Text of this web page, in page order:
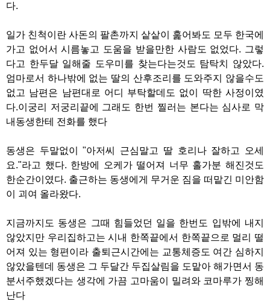
다.
일가 친척이란 사돈의 팔촌까지 샅샅이 훑어봐도 모두 한국에
가고 없어서 시름놓고 도움을 받을만한 사람도 없었다. 그렇
다고 한두달 일해줄 도우미를 찾는다는것도 탐탁치 않았다.
엄마로서 하나밖에 없는 딸의 산후조리를 도와주지 않을수도
없고 남편은 남편대로 어디 부탁할데도 없이 딱한 사정이였
다.이궁리 저궁리끝에 그래도 한번 찔러는 본다는 심사로 막
내동생한테 전화를 했다
동생은 두말없이 "아저씨 근심말고 딸 호리나 잘하고 오세
요."라고 했다. 한방에 오케가 떨어져 너무 홀가분 해진것도
한순간이였다. 출근하는 동생에게 무거운 짐을 떠맡긴 미안함
이 괴여 올라왔다.
지금까지도 동생은 그때 힘들었던 일을 한번도 입밖에 내지
않았지만 우리집하고는 시내 한쪽끝에서 한쪽끝으로 멀리 떨
어져 있는 형편이라 출퇴근시간에는 교통체증도 여간 심하지
않았을텐데 동생은 그 두달간 두집살림을 도맡아 해가면서 동
분서주했겠다는 생각에 가끔 고마움이 밀려와 코마루가 찡해
난다